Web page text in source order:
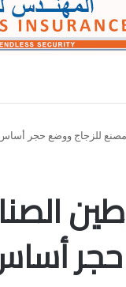
مصنع للزجاج ووضع حجر